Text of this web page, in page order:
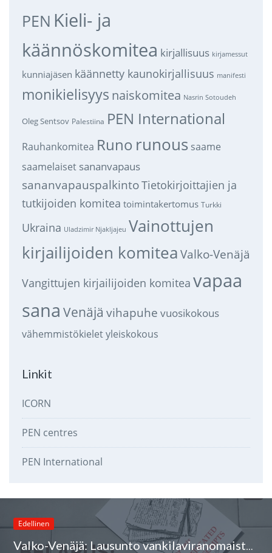
PEN Kieli- ja
käännöskomitea kirjallisuus kirjamessut
kunniajäsen käännetty kaunokirjallisuus manifesti
monikielisyys naiskomitea Nasrin Sotoudeh
Oleg Sentsov Palestiina PEN International
Rauhankomitea Runo runous saame
saamelaiset sananvapaus
sananvapauspalkintoTietokirjoittajien ja
tutkijoiden komitea toimintakertomus Turkki
Ukraina Uladzimir Njakljajeu Vainottujen
kirjailijoiden komitea Valko-Venäjä
Vangittujen kirjailijoiden komitea vapaa
sana Venäjä vihapuhe vuosikokous
vähemmistökieletyleiskokous
Linkit
ICORN
PEN centres
PEN International
Edellinen
Valko-Venäjä: Lausunto vankilaviranomaisten harjoittamasta järjestelmällisestä käsikirjoitusten takavarikoinnista ja tuhoamisesta